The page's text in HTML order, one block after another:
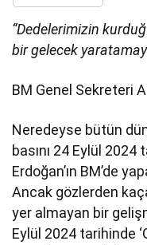
“Dedelerimizin
bir gelecek
BM Genel Sekreteri
Neredeyse bütün
basını 24 Eylül
Erdoğan’ın BM’de
Ancak gözlerden
yer almayan bir
Eylül 2024 tarihinde